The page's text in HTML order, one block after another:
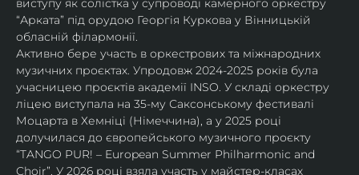
виступу як солістка у супроводі камерного оркестру
“Арката” під орудою Георгія Куркова у Вінницькій
обласній філармонії.
Активно бере участь в оркестрових та міжнародних
музичних проєктах. Упродовж 2024-2025 років була
учасницею проєктів академії INSO. У складі оркестру
ліцею виступала на 35-му Саксонському фестивалі
Моцарта в Хемніці (Німеччина), а у 2025 році
долучилася до європейського музичного проєкту
“TANGO PUR! – European Summer Philharmonic and
Choir”. У 2026 році взяла участь у майстер-класах